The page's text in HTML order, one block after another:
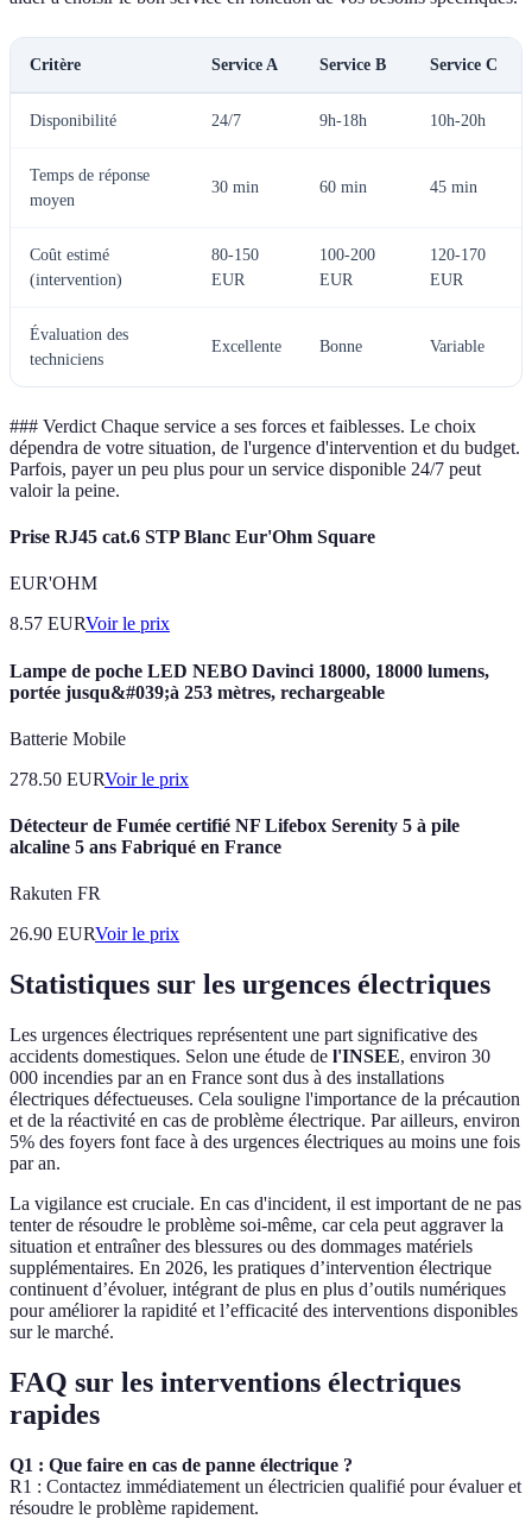
Critère Service A Service B Service C
Disponibilité 24/7 9h-18h 10h-20h
Temps de réponse
moyen
30 min 60 min 45 min
Coût estimé
(intervention)
80-150
EUR
100-200
EUR
120-170
EUR
Évaluation des
techniciens
Excellente Bonne Variable
### Verdict Chaque service a ses forces et faiblesses. Le choix
dépendra de votre situation, de l'urgence d'intervention et du budget.
Parfois, payer un peu plus pour un service disponible 24/7 peut
valoir la peine.
Prise RJ45 cat.6 STP Blanc Eur'Ohm Square
EUR'OHM
8.57 EURVoir le prix
Lampe de poche LED NEBO Davinci 18000, 18000 lumens,
portée jusqu&#039;à 253 mètres, rechargeable
Batterie Mobile
278.50 EURVoir le prix
Détecteur de Fumée certifié NF Lifebox Serenity 5 à pile
alcaline 5 ans Fabriqué en France
Rakuten FR
26.90 EURVoir le prix
Statistiques sur les urgences électriques
Les urgences électriques représentent une part significative des
accidents domestiques. Selon une étude de l'INSEE, environ 30
000 incendies par an en France sont dus à des installations
électriques défectueuses. Cela souligne l'importance de la précaution
et de la réactivité en cas de problème électrique. Par ailleurs, environ
5% des foyers font face à des urgences électriques au moins une fois
par an.
La vigilance est cruciale. En cas d'incident, il est important de ne pas
tenter de résoudre le problème soi-même, car cela peut aggraver la
situation et entraîner des blessures ou des dommages matériels
supplémentaires. En 2026, les pratiques d’intervention électrique
continuent d’évoluer, intégrant de plus en plus d’outils numériques
pour améliorer la rapidité et l’efficacité des interventions disponibles
sur le marché.
FAQ sur les interventions électriques
rapides
Q1 : Que faire en cas de panne électrique ?
R1 : Contactez immédiatement un électricien qualifié pour évaluer et
résoudre le problème rapidement.